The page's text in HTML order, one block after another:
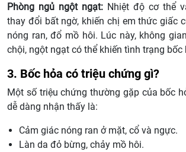
Phòng ngủ ngột ngạt: Nhiệt độ cơ thể
thay đổi bất ngờ, khiến chị em thức giấc
nóng ran, đổ mồ hôi. Lúc này, không
chội, ngột ngạt có thể khiến tình trạng bốc
3. Bốc hỏa có triệu chứng gì?
Một số triệu chứng thường gặp của bốc
dễ dàng nhận thấy là:
Cảm giác nóng ran ở mặt, cổ và ngực.
Làn da đỏ bừng, chảy mồ hôi.